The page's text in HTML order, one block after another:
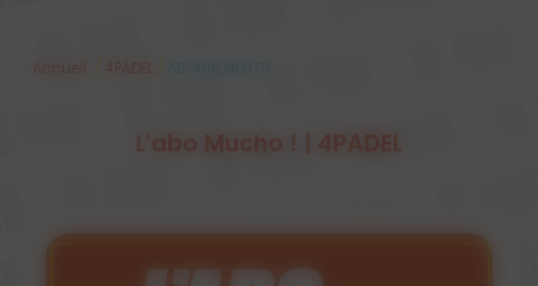
L'abo Mucho ! | 4PADEL